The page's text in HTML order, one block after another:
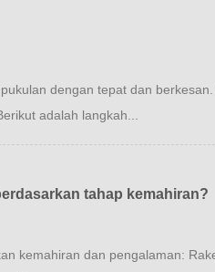
dengan tepat dan
adalah langkah...
tahap kemahiran?
kemahiran dan pengalaman: